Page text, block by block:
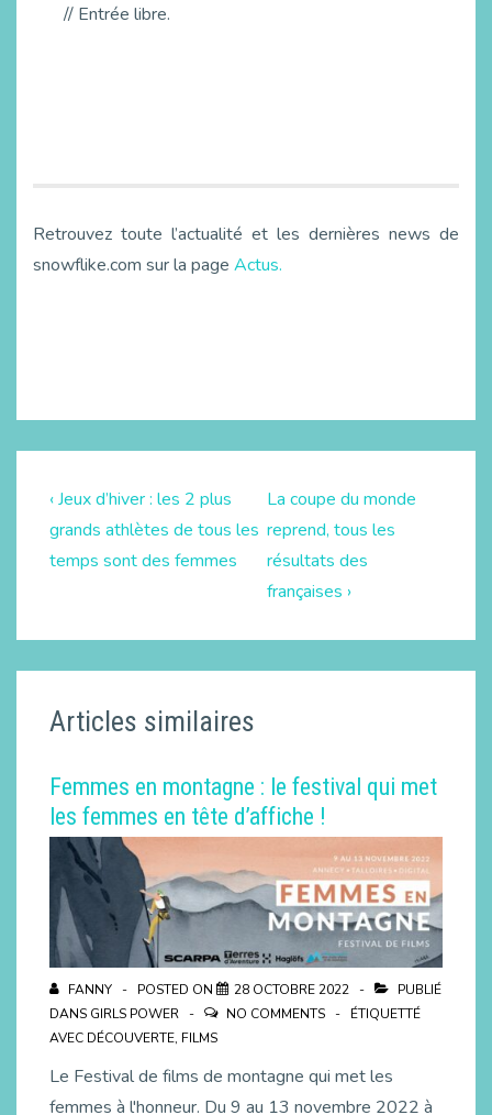
// Entrée libre.
Retrouvez toute l’actualité et les dernières news de
snowflike.com sur la page Actus.
‹ Jeux d’hiver : les 2 plus
grands athlètes de tous les
temps sont des femmes
La coupe du monde
reprend, tous les
résultats des
françaises ›
Articles similaires
Femmes en montagne : le festival qui met
les femmes en tête d’affiche !
FANNY POSTED ON 28 OCTOBRE 2022
PUBLIÉ
DANS GIRLS POWER NO COMMENTS
ÉTIQUETTÉ
AVEC DÉCOUVERTE, FILMS
Le Festival de films de montagne qui met les
femmes à l'honneur. Du 9 au 13 novembre 2022 à